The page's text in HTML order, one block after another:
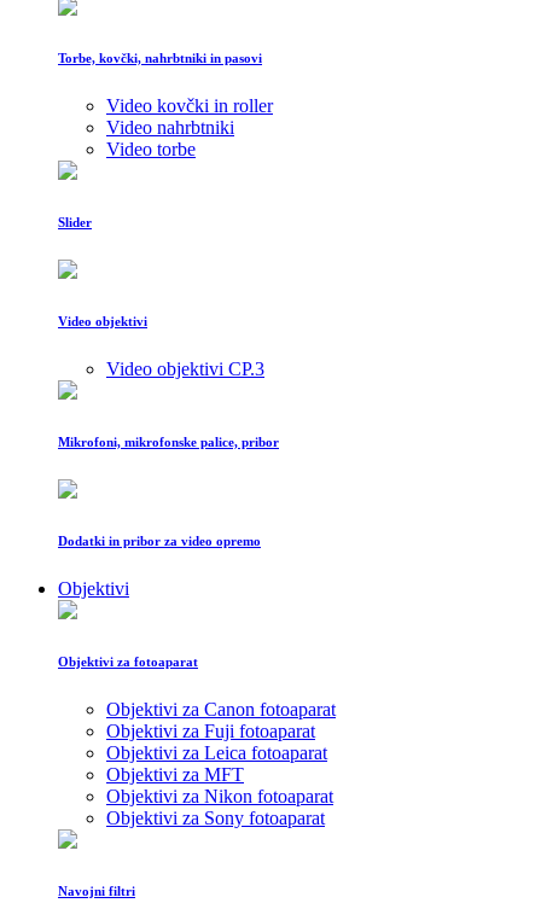
Torbe, kovčki, nahrbtniki in pasovi
Video kovčki in roller
Video nahrbtniki
Video torbe
Slider
Video objektivi
Video objektivi CP.3
Mikrofoni, mikrofonske palice, pribor
Dodatki in pribor za video opremo
Objektivi
Objektivi za fotoaparat
Objektivi za Canon fotoaparat
Objektivi za Fuji fotoaparat
Objektivi za Leica fotoaparat
Objektivi za MFT
Objektivi za Nikon fotoaparat
Objektivi za Sony fotoaparat
Navojni filtri